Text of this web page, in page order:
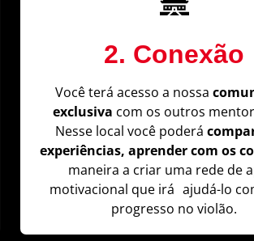
2. Conexão
Você terá acesso a nossa
exclusiva com os outros
Nesse local você poderá
experiências, aprender com os
maneira a criar uma rede de
motivacional que irá ajudá-lo
progresso no violão.